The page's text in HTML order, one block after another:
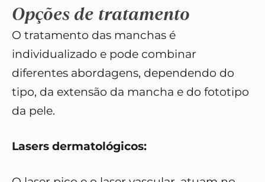
Opções de tratamento
O tratamento das manchas é
individualizado e pode combinar
diferentes abordagens, dependendo do
tipo, da extensão da mancha e do fototipo
da pele.
Lasers dermatológicos: